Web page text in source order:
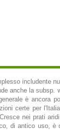
includente
anche la
è ancora
certe per
nei prati
di antico uso, è